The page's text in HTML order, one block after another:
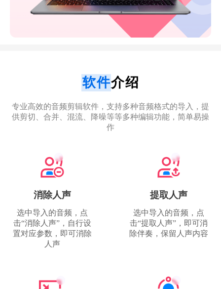
软件介绍
专业高效的音频剪辑软件，支持多种音频格式的导入，提
供剪切、合并、混流、降噪等等多种编辑功能，简单易操
作
消除人声
选中导入的音频，点
击“消除人声”，自行设
置对应参数，即可消除
人声
提取人声
选中导入的音频，点
击“提取人声”，即可消
除伴奏，保留人声内容